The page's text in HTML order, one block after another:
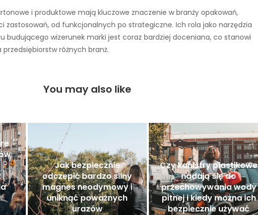
i produktowe mają kluczowe znaczenie w branży opakowań,
zastosowań, od funkcjonalnych po strategiczne. Ich rola jako narzędzia
budującego wizerunek marki jest coraz bardziej doceniana, co stanowi
różnych branż.
You may also like
Jak bezpiecznie
odczepić bardzo silny
magnes neodymowy i
uniknąć poważnych
urazów
Czy kanistry plastikowe
nadają się do
przechowywania wody
pitnej i kiedy można ich
bezpiecznie używać